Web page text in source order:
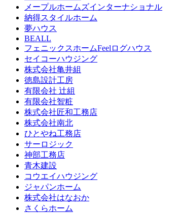
メープルホームズインターナショナル
納得スタイルホーム
夢ハウス
BEALL
フェニックスホームFeelログハウス
セイコーハウジング
株式会社亀井組
徳島設計工房
有限会社 辻組
有限会社智粧
株式会社匠和工務店
株式会社南北
ひとやね工務店
サーロジック
神部工務店
青木建設
コウエイハウジング
ジャパンホーム
株式会社はなおか
さくらホーム